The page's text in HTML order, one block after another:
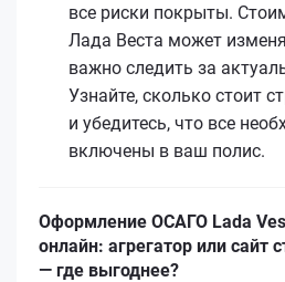
все риски покрыты.
Лада Веста может
важно следить за
Узнайте, сколько стоит
и убедитесь, что все
включены в ваш полис.
Оформление ОСАГО Lada
онлайн: агрегатор или сайт
— где выгоднее?